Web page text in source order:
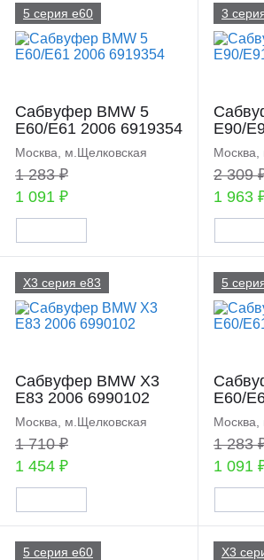
5 серия e60
Сабвуфер BMW 5
E60/E61 2006 6919354
Москва, м.Щелковская
1 283 ₽
1 091 ₽
3
E90/
Москва,
2 309
1 963
X3 серия e83
Сабвуфер BMW X3
E83 2006 6990102
Москва, м.Щелковская
1 710 ₽
1 454 ₽
5
E60/
Москва,
1 283
1 091
5 серия e60 X3